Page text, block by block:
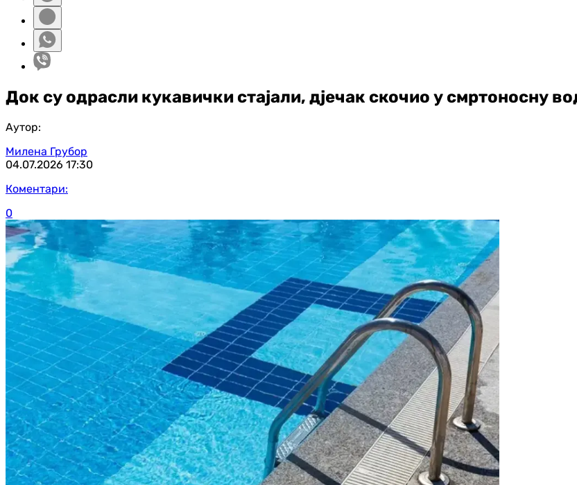
Док су одрасли кукавички стајали, дјечак скочио у смртоносну
Аутор:
Милена Грубор
04.07.2026 17:30
Коментари:
0